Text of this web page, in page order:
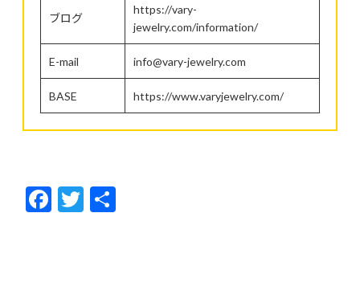
ブログ
https://vary-
jewelry.com/information/
E-mail info@vary-jewelry.com
BASE https://www.varyjewelry.com/
F
ac
T
w